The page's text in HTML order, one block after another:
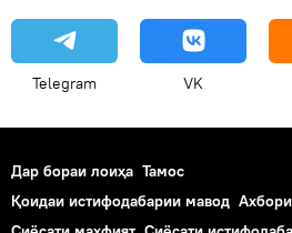
Telegram VK
Дар бораи лоиҳа Тамос
Қоидаи истифодабарии мавод